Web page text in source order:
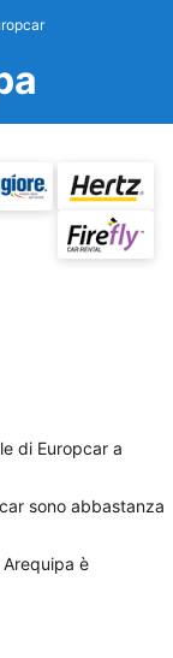
di Europcar a
sono abbastanza
è